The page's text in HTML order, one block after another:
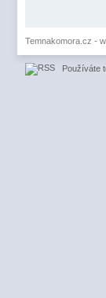
Temnakomora.cz -
Používáte